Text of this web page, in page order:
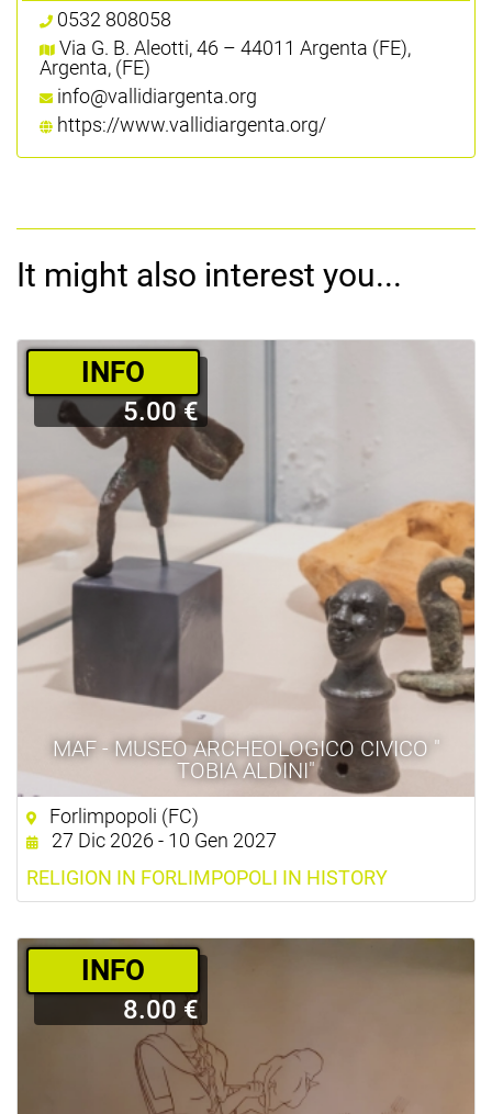
0532 808058
Via G. B. Aleotti, 46 – 44011 Argenta (FE),
Argenta, (FE)
info@vallidiargenta.org
https://www.vallidiargenta.org/
It might also interest you...
MAF - MUSEO ARCHEOLOGICO CIVICO "
TOBIA ALDINI"
­INFO
5.00 €
Forlimpopoli (FC)
27 Dic 2026 - 10 Gen 2027
RELIGION IN FORLIMPOPOLI IN HISTORY
­INFO
8.00 €